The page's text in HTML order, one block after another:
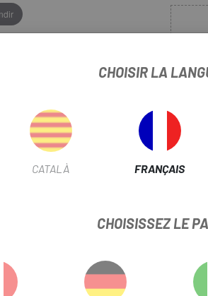
DISC BULL 26 CENTERLOCK
Nº
CHOISIR LA
CATALÀ FRANÇAIS
CHOISISSEZ LE